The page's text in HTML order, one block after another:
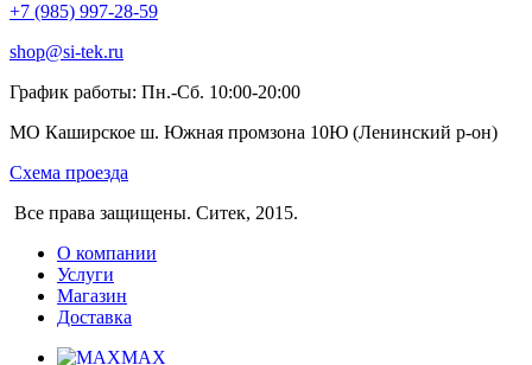
+7 (985) 997-28-59
shop@si-tek.ru
График работы: Пн.-Сб. 10:00-20:00
МО Каширское ш. Южная промзона 10Ю (Ленинский р-он)
Схема проезда
Все права защищены. Ситек, 2015.
О компании
Услуги
Магазин
Доставка
MAX